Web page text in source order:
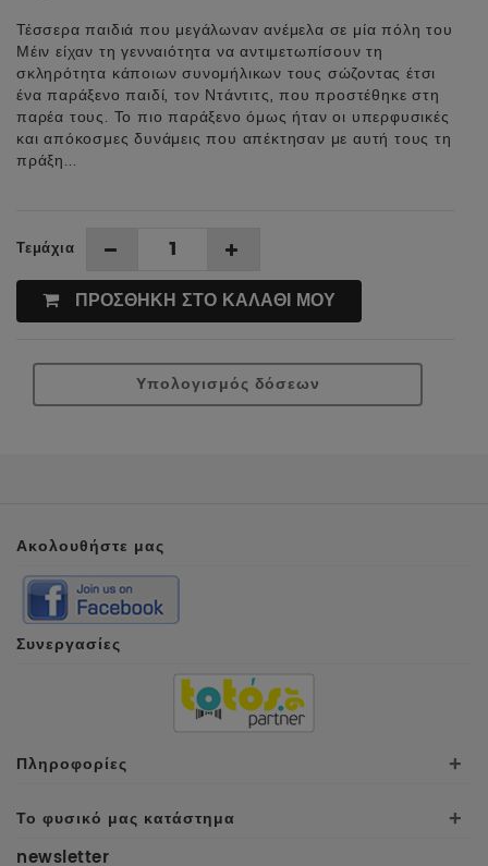
Τέσσερα παιδιά που μεγάλωναν ανέμελα σε μία πόλη του
Μέιν είχαν τη γενναιότητα να αντιμετωπίσουν τη
σκληρότητα κάποιων συνομήλικων τους σώζοντας έτσι
ένα παράξενο παιδί, τον Ντάντιτς, που προστέθηκε στη
παρέα τους. Το πιο παράξενο όμως ήταν οι υπερφυσικές
και απόκοσμες δυνάμεις που απέκτησαν με αυτή τους τη
πράξη...
Τεμάχια
ΠΡΟΣΘΗΚΗ ΣΤΟ ΚΑΛΑΘΙ ΜΟΥ
Υπολογισμός δόσεων
Ακολουθήστε μας
Συνεργασίες
Πληροφορίες +
Το φυσικό μας κατάστημα +
newsletter